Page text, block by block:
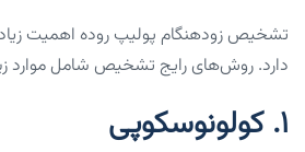
تشخیص زودهنگام پولیپ روده اهمیت
دارد. روش‌های رایج تشخیص شامل موارد
1. کولونوسکوپی